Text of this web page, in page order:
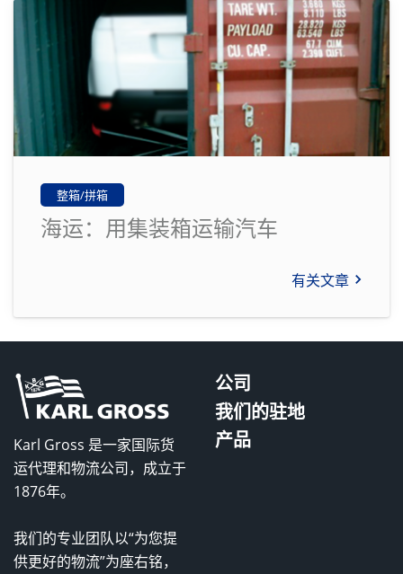
整箱/拼箱
海运：用集装箱运输汽车
有关文章
Karl Gross 是一家国际货
运代理和物流公司，成立于
1876年。
我们的专业团队以“为您提
供更好的物流”为座右铭，
公司
我们的驻地
产品